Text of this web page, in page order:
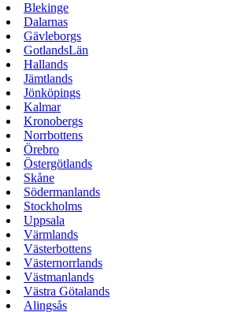
Blekinge
Dalarnas
Gävleborgs
GotlandsLän
Hallands
Jämtlands
Jönköpings
Kalmar
Kronobergs
Norrbottens
Örebro
Östergötlands
Skåne
Södermanlands
Stockholms
Uppsala
Värmlands
Västerbottens
Västernorrlands
Västmanlands
Västra Götalands
Alingsås